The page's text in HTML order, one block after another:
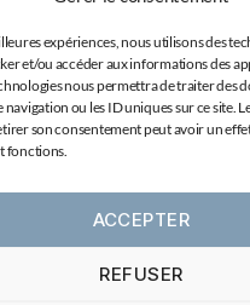
expériences, nous utilisons des
et/ou accéder aux informations des
nous permettra de traiter des
ou les ID uniques sur ce site.
son consentement peut avoir un
fonctions.
ACCEPTER
REFUSER
ROAD